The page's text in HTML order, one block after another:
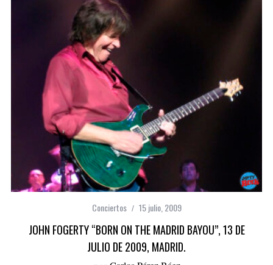
Conciertos 15 julio, 2009
JOHN FOGERTY “BORN ON THE MADRID BAYOU”, 13 DE
JULIO DE 2009, MADRID.